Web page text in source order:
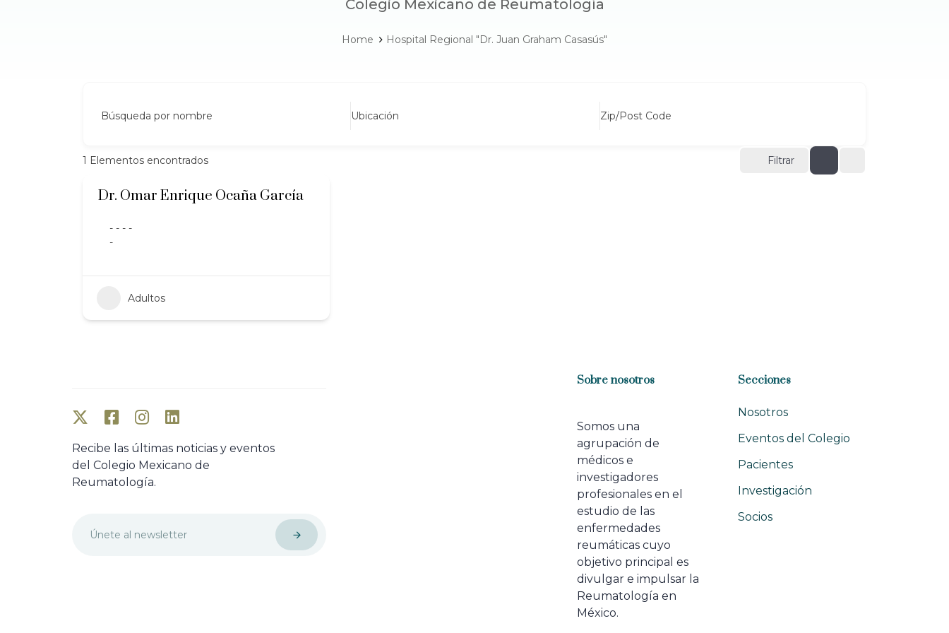
Colegio Mexicano de Reumatología
Home Hospital Regional "Dr. Juan Graham Casasús"
Búsqueda por nombre Ubicación Zip/Post Code
1 Elementos encontrados Filtrar
Dr. Omar Enrique Ocaña García
- - - -
-
Adultos
Recibe las últimas noticias y eventos
del Colegio Mexicano de
Reumatología.
Sobre nosotros
Somos una
agrupación de
médicos e
investigadores
profesionales en el
estudio de las
enfermedades
reumáticas cuyo
objetivo principal es
divulgar e impulsar la
Reumatología en
México.
Secciones
Nosotros
Eventos del Colegio
Pacientes
Investigación
Socios